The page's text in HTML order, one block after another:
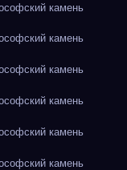
камень
камень
камень
камень
камень
камень